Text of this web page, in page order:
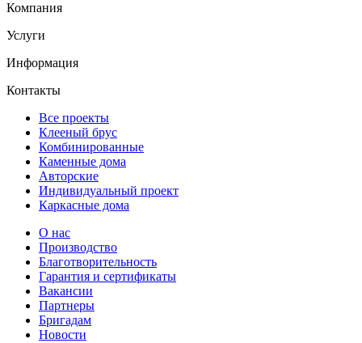
Компания
Услуги
Информация
Контакты
Все проекты
Клееный брус
Комбинированные
Каменные дома
Авторские
Индивидуальный проект
Каркасные дома
О нас
Производство
Благотворительность
Гарантия и сертификаты
Вакансии
Партнеры
Бригадам
Новости